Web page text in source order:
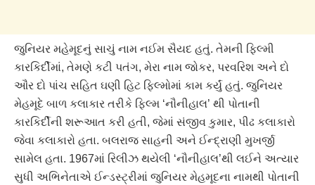
જુનિયર મહેમૂદનું સાચું નામ નઈમ સૈયદ હતું. તેમની ફિલ્મી
કારકિર્દીમાં, તેમણે કટી પતંગ, મેરા નામ જોકર, પરવરિશ અને દો
ઔર દો પાંચ સહિત ઘણી હિટ ફિલ્મોમાં કામ કર્યું હતું. જુનિયર
મેહમૂદે બાળ કલાકાર તરીકે ફિલ્મ ‘નૌનીહાલ’ થી પોતાની
કારકિર્દીની શરૂઆત કરી હતી, જેમાં સંજીવ કુમાર, પીઢ કલાકારો
જેવા કલાકારો હતા. બલરાજ સાહની અને ઈન્દ્રાણી મુખર્જી
સામેલ હતા. 1967માં રિલીઝ થયેલી ‘નૌનીહાલ’થી લઈને અત્યાર
સુધી અભિનેતાએ ઈન્ડસ્ટ્રીમાં જુનિયર મેહમૂદના નામથી પોતાની